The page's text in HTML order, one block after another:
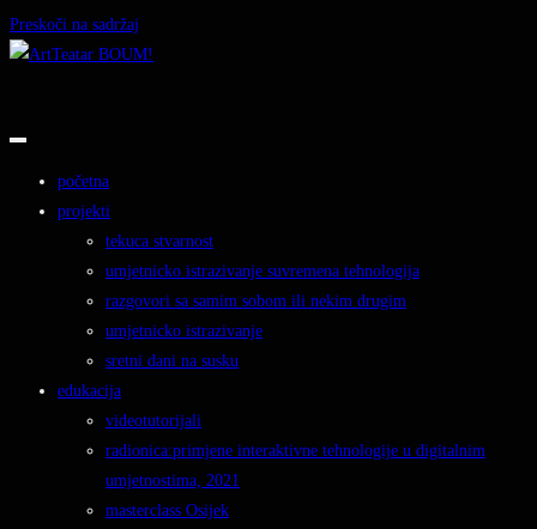
Preskoči na sadržaj
početna
projekti
tekuca stvarnost
umjetnicko istrazivanje suvremena tehnologija
razgovori sa samim sobom ili nekim drugim
umjetnicko istrazivanje
sretni dani na susku
edukacija
videotutorijali
radionica:primjene interaktivne tehnologije u digitalnim
umjetnostima, 2021
masterclass Osijek